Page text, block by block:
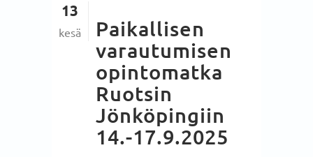
13
kesä
Paikallisen
varautumisen
opintomatka
Ruotsin
Jönköpingiin
14.-17.9.2025